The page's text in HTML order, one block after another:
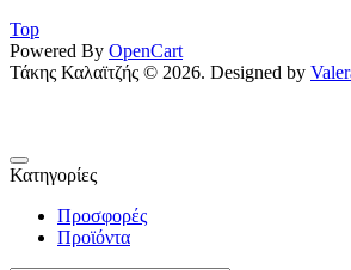
Top
Powered By OpenCart
Τάκης Καλαϊτζής © 2026. Designed by
Κατηγορίες
Προσφορές
Προϊόντα